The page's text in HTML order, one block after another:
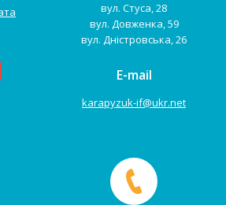
вул. Стуса, 28
вул. Довженка, 59
вул. Дністровська, 26
E-mail
karapyzuk-if@ukr.net